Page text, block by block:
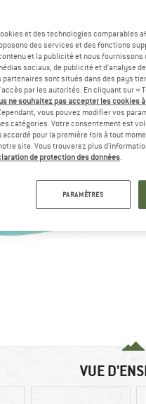
VUE
et des technologies comparables
des services et des fonctions
et la publicité et nous
sociaux, de publicité et d'analyse
partenaires sont situés dans des pays
par les autorités. En cliquant sur
ne souhaitez pas accepter les cookies
vous pouvez modifier vos
catégories. Votre consentement est
accordé pour la première fois à tout
site. Vous trouverez plus
de protection des données.
PARAMÈTRES